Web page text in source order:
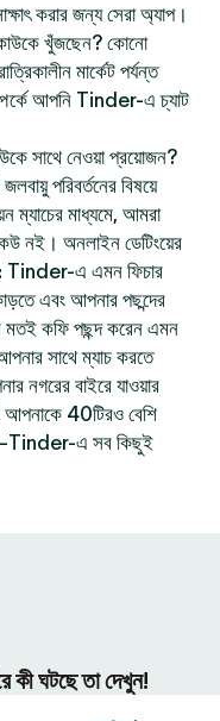
করার জন্য সেরা অ্যাপ।
খুঁজছেন? কোনো
মার্কেট পর্যন্ত
আপনি Tinder-এ চ্যাট
সাথে নেওয়া প্রয়োজন?
পরিবর্তনের বিষয়ে
ম্যাচের মাধ্যমে, আমরা
নই। অনলাইন ডেটিংয়ের
Tinder-এ এমন ফিচার
এবং আপনার পছন্দের
মতই কফি পছন্দ করেন এমন
সাথে ম্যাচ করতে
নগরের বাইরে যাওয়ার
আপনাকে 40টিরও বেশি
এ সব কিছুই
ঘটছে তা দেখুন!